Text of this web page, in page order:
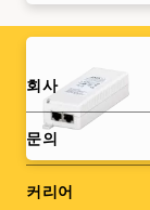
Footer
menu
회사
문의
커리어